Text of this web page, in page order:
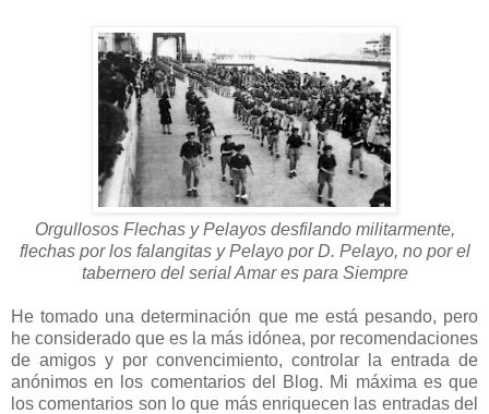
Orgullosos Flechas y Pelayos desfilando militarmente,
flechas por los falangitas y Pelayo por D. Pelayo, no por el
tabernero del serial Amar es para Siempre
He tomado una determinación que me está pesando, pero
he considerado que es la más idónea, por recomendaciones
de amigos y por convencimiento, controlar la entrada de
anónimos en los comentarios del Blog. Mi máxima es que
los comentarios son lo que más enriquecen las entradas del